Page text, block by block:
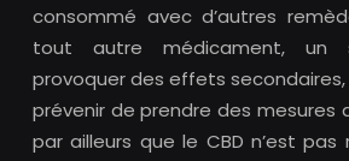
consommé avec d’autres
tout autre médicament, un
provoquer des effets
prévenir de prendre des mesures
par ailleurs que le CBD n’est